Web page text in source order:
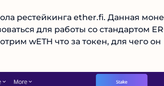
рестейкинга ether.fi. Данная
для работы со стандартом
wETH что за токен, для чего он